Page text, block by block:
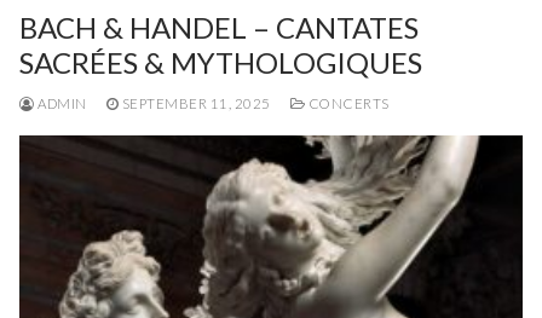
BACH & HANDEL – CANTATES
SACRÉES & MYTHOLOGIQUES
ADMIN SEPTEMBER 11, 2025 CONCERTS